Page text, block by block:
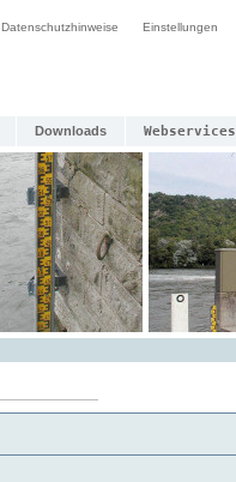
Datenschutzhinweise Einstellungen
Downloads Webservices